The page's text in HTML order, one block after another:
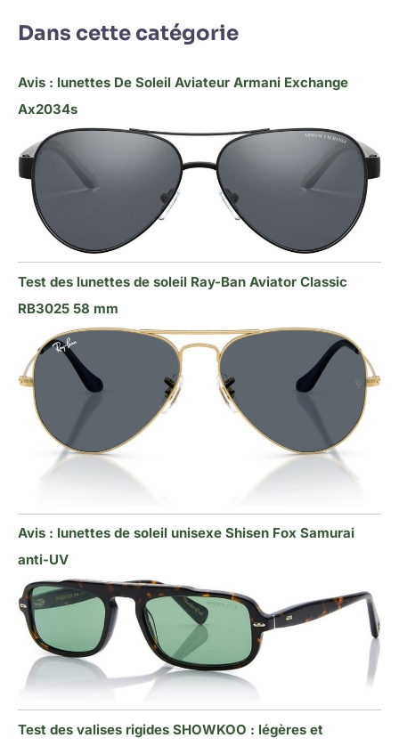
Dans cette catégorie
Avis : lunettes De Soleil Aviateur Armani Exchange
Ax2034s
Test des lunettes de soleil Ray-Ban Aviator Classic
RB3025 58 mm
Avis : lunettes de soleil unisexe Shisen Fox Samurai
anti-UV
Test des valises rigides SHOWKOO : légères et